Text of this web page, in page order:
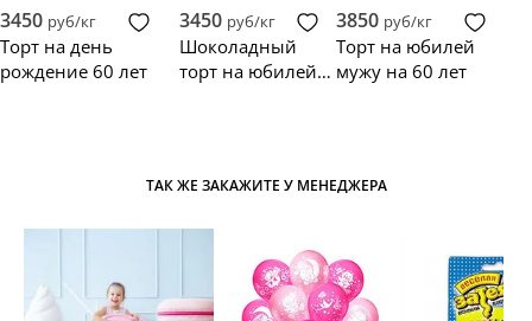
усами
машиной
3450 руб/кг
Торт на день
рождение 60 лет
3450 руб/кг
Шоколадный
торт на юбилей
3850 руб/кг
Торт на юбилей
мужу на 60 лет
ТАК ЖЕ ЗАКАЖИТЕ У МЕНЕДЖЕРА